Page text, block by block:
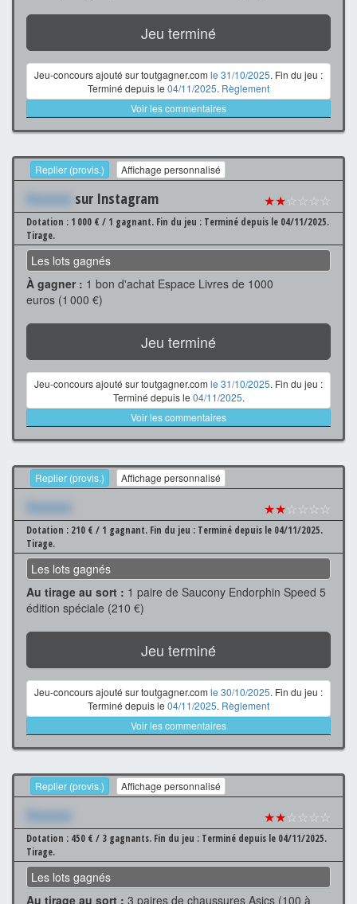
Jeu terminé
Jeu-concours ajouté sur toutgagner.com le 31/10/2025. Fin du jeu :
Terminé depuis le 04/11/2025. Règlement
Voir les commentaires
Replier (provis.) Affichage personnalisé
Xxxxxxx sur Instagram ★★☆☆☆☆
Dotation : 1 000 € / 1 gagnant. Fin du jeu : Terminé depuis le 04/11/2025.
Tirage.
Les lots gagnés
À gagner : 1 bon d'achat Espace Livres de 1000
euros (1 000 €)
Jeu terminé
Jeu-concours ajouté sur toutgagner.com le 31/10/2025. Fin du jeu :
Terminé depuis le 04/11/2025.
Voir les commentaires
Replier (provis.) Affichage personnalisé
Xxxxxxx ★★☆☆☆☆
Dotation : 210 € / 1 gagnant. Fin du jeu : Terminé depuis le 04/11/2025.
Tirage.
Les lots gagnés
Au tirage au sort : 1 paire de Saucony Endorphin Speed 5
édition spéciale (210 €)
Jeu terminé
Jeu-concours ajouté sur toutgagner.com le 30/10/2025. Fin du jeu :
Terminé depuis le 04/11/2025. Règlement
Voir les commentaires
Replier (provis.) Affichage personnalisé
Xxxxxxx ★★☆☆☆☆
Dotation : 450 € / 3 gagnants. Fin du jeu : Terminé depuis le 04/11/2025.
Tirage.
Les lots gagnés
Au tirage au sort : 3 paires de chaussures Asics (100 à